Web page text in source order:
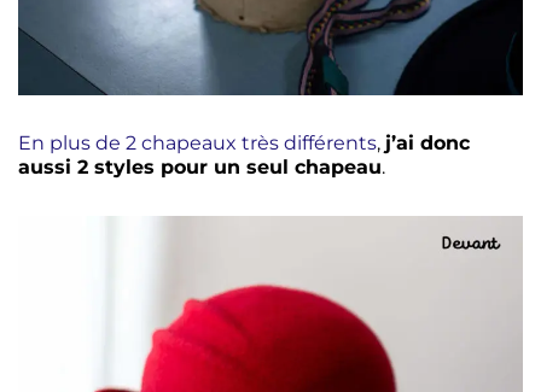
En plus de 2 chapeaux très différents, j’ai donc
aussi 2 styles pour un seul chapeau.